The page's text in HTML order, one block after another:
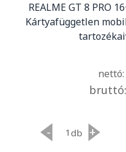
REALME GT 8 PRO
Kártyafüggetlen
nettó:
bruttó:
- db +